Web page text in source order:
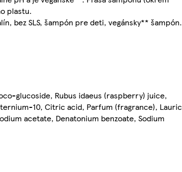
plastu.
bez SLS, šampón pre deti, vegánsky** šampón.
glucoside, Rubus idaeus (raspberry) juice,
10, Citric acid, Parfum (fragrance), Lauric
acetate, Denatonium benzoate, Sodium